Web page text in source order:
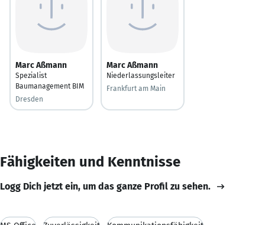
Marc Aßmann
Spezialist
Baumanagement BIM
Dresden
Marc Aßmann
Niederlassungsleiter
Frankfurt am Main
Fähigkeiten und Kenntnisse
Logg Dich jetzt ein, um das ganze Profil zu sehen.